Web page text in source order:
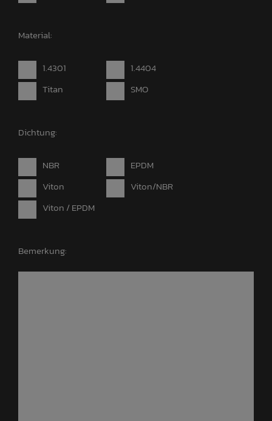
Material:
1.4301
1.4404
Titan
SMO
Dichtung:
NBR
EPDM
Viton
Viton/NBR
Viton / EPDM
Bemerkung: